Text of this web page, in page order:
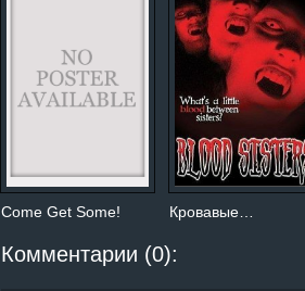
Come Get Some! Кровавые…
Комментарии (0):